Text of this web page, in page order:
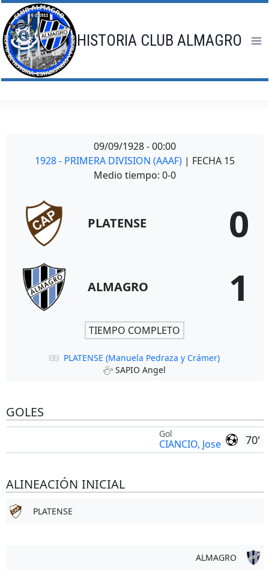
Saltar
al
contenido
HISTORIA CLUB ALMAGRO
09/09/1928 - 00:00
1928 - PRIMERA DIVISION (AAAF) | FECHA 15
Medio tiempo: 0-0
PLATENSE 0
ALMAGRO 1
TIEMPO COMPLETO
PLATENSE (Manuela Pedraza y Crámer)
SAPIO Angel
GOLES
70'
Gol
CIANCIO, Jose
ALINEACIÓN INICIAL
PLATENSE
ALMAGRO